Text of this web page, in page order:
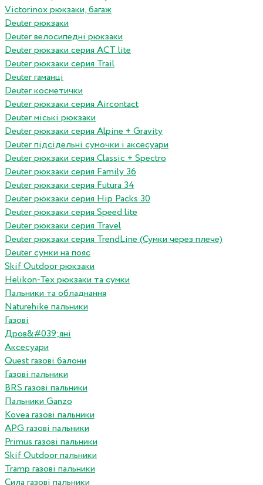
Victorinox рюкзаки, багаж
Deuter рюкзаки
Deuter велосипедні рюкзаки
Deuter рюкзаки серия ACT lite
Deuter рюкзаки серия Trail
Deuter гаманці
Deuter косметички
Deuter рюкзаки серия Aircontact
Deuter міські рюкзаки
Deuter рюкзаки серия Alpine + Gravity
Deuter підсідельні сумочки і аксесуари
Deuter рюкзаки серия Classic + Spectro
Deuter рюкзаки серия Family 36
Deuter рюкзаки серия Futura 34
Deuter рюкзаки серия Hip Packs 30
Deuter рюкзаки серия Speed lite
Deuter рюкзаки серия Travel
Deuter рюкзаки серия TrendLine (Сумки через плече)
Deuter сумки на пояс
Skif Outdoor рюкзаки
Helikon-Tex рюкзаки та сумки
Пальники та обладнання
Naturehike пальники
Газові
Дров&#039;яні
Аксесуари
Quest газові балони
Газові пальники
BRS газові пальники
Пальники Ganzo
Kovea газові пальники
APG газові пальники
Primus газові пальники
Skif Outdoor пальники
Tramp газові пальники